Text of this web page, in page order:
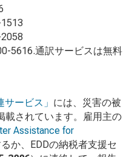
5616.通訳サービスは無料
ービス」 には、災害の被
載されています。雇用主の
Assistance for
か、EDDの納税者支援セ